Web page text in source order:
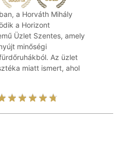
a Horváth Mihály
a Horizont
Üzlet Szentes, amely
minőségi
Az üzlet
miatt ismert, ahol